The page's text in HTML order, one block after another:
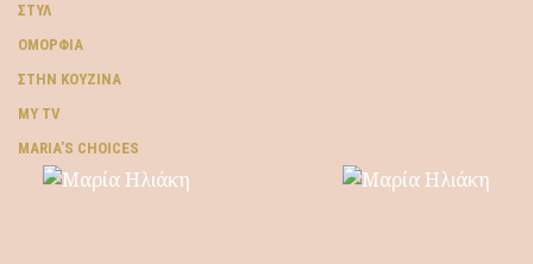
ΣΤΥΛ
ΟΜΟΡΦΙΆ
ΣΤΗΝ ΚΟΥΖΊΝΑ
MY TV
ΜARIA’S CHOICES